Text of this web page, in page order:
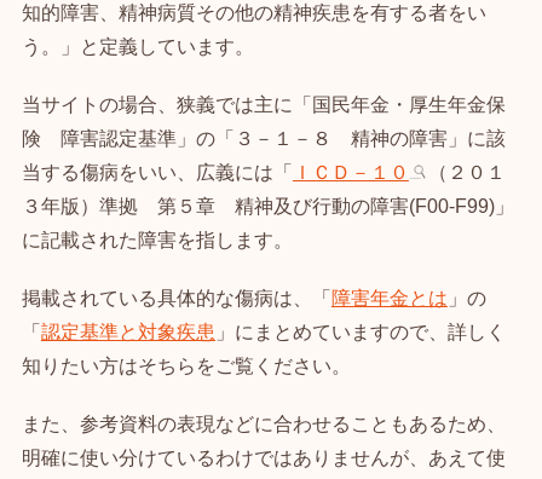
知的障害、精神病質その他の精神疾患を有する者をい
う。」と定義しています。
当サイトの場合、狭義では主に「国民年金・厚生年金保
険 障害認定基準」の「３－１－８ 精神の障害」に該
当する傷病をいい、広義には「
ＩＣＤ－１０
（２０１
３年版）準拠 第５章 精神及び行動の障害(F00-F99)」
に記載された障害を指します。
掲載されている具体的な傷病は、「 障害年金とは 」の
「 認定基準と対象疾患 」にまとめていますので、詳しく
知りたい方はそちらをご覧ください。
また、参考資料の表現などに合わせることもあるため、
明確に使い分けているわけではありませんが、あえて使